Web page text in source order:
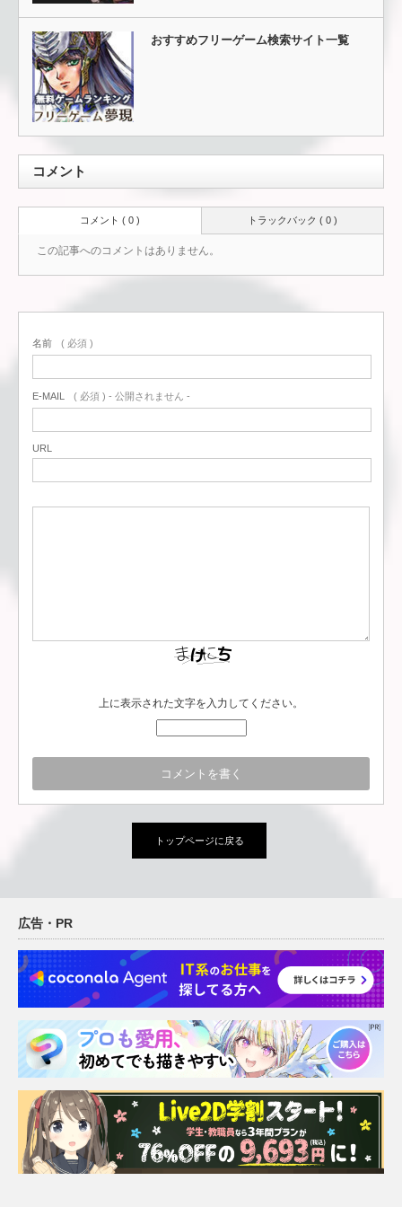
おすすめフリーゲーム検索サイト一覧
コメント
トラックバック ( 0 )
コメント ( 0 )
この記事へのコメントはありません。
名前 ( 必須 )
E-MAIL ( 必須 ) - 公開されません -
URL
上に表示された文字を入力してください。
トップページに戻る
広告・PR